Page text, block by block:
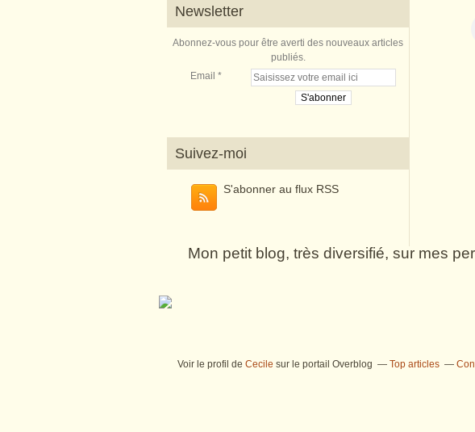
Newsletter
Abonnez-vous pour être averti des nouveaux articles
publiés.
Email
Suivez-moi
S'abonner au flux RSS
Mon petit blog, très diversifié, sur mes
Voir le profil de Cecile sur le portail Overblog Top articles